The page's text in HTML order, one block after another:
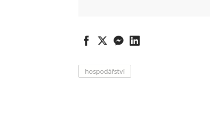
hospodářství